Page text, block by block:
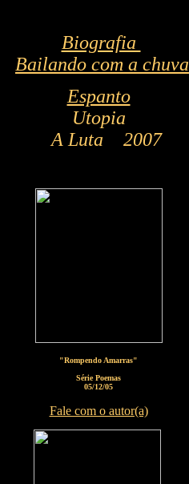
Biografia
Bailando com a chuva
Espanto
Utopia
A Luta
2007
"Rompendo Amarras"
Série Poemas
05/12/05
Fale com o autor(a)